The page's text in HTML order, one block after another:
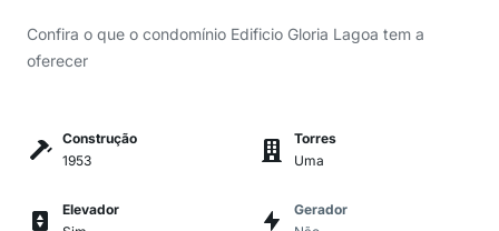
Confira o que o condomínio Edificio Gloria Lagoa tem a
oferecer
Construção
1953
Torres
Uma
Elevador
Gerador